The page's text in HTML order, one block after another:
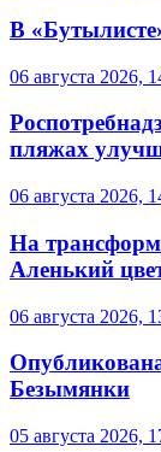
В
06 августа 2026,
пляжах
06 августа 2026,
На
Аленький
06 августа 2026,
Безымянки
05 августа 2026,